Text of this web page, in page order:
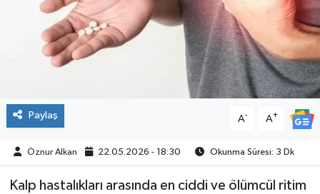
Paylaş A- A+
Öznur Alkan 22.05.2026 - 18:30 Okunma Süresi: 3 Dk
Kalp hastalıkları arasında en ciddi ve ölümcül ritim